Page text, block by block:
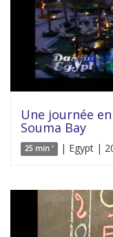
Une journée
Souma Bay
25 min ' | Egypt |